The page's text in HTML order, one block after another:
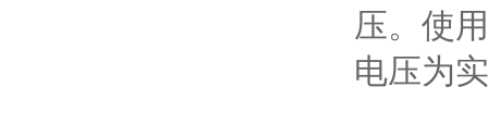
压。使
电压为